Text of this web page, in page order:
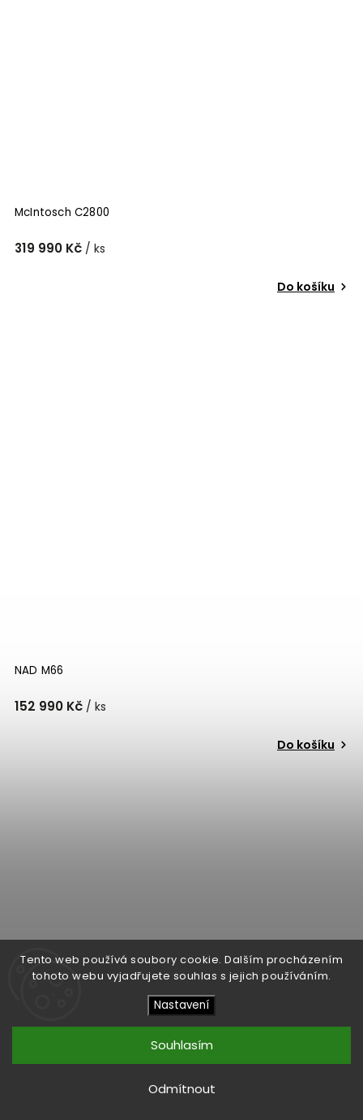
Tento web používá soubory cookie. Dalším procházením
tohoto webu vyjadřujete souhlas s jejich používáním.
Nastavení
Odmítnout
Souhlasím
McIntosch C2800
319 990 Kč / ks
Do košíku
NAD M66
152 990 Kč / ks
Do košíku